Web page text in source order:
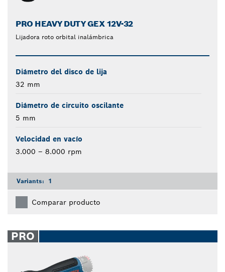
PRO HEAVY DUTY GEX 12V-32
Lijadora roto orbital inalámbrica
Diámetro del disco de lija
32 mm
Diámetro de circuito oscilante
5 mm
Velocidad en vacío
3.000 – 8.000 rpm
Variants: 1
Comparar producto
PRO